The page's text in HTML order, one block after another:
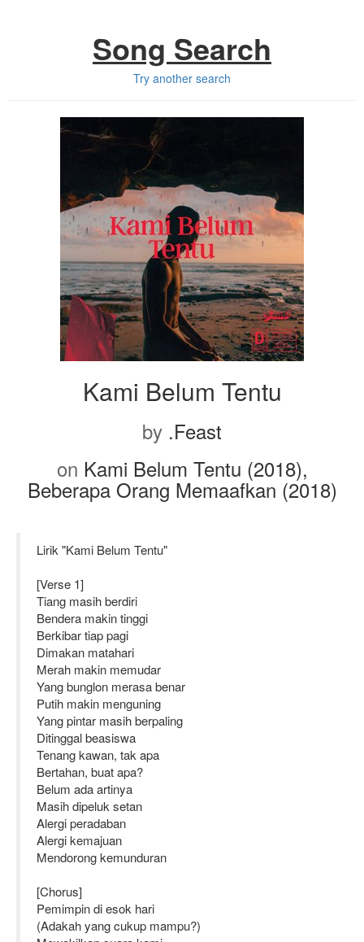
Song Search
Try another search
Kami Belum Tentu
by .Feast
on Kami Belum Tentu (2018),
Beberapa Orang Memaafkan (2018)
Lirik "Kami Belum Tentu"
[Verse 1]
Tiang masih berdiri
Bendera makin tinggi
Berkibar tiap pagi
Dimakan matahari
Merah makin memudar
Yang bunglon merasa benar
Putih makin menguning
Yang pintar masih berpaling
Ditinggal beasiswa
Tenang kawan, tak apa
Bertahan, buat apa?
Belum ada artinya
Masih dipeluk setan
Alergi peradaban
Alergi kemajuan
Mendorong kemunduran
[Chorus]
Pemimpin di esok hari
(Adakah yang cukup mampu?)